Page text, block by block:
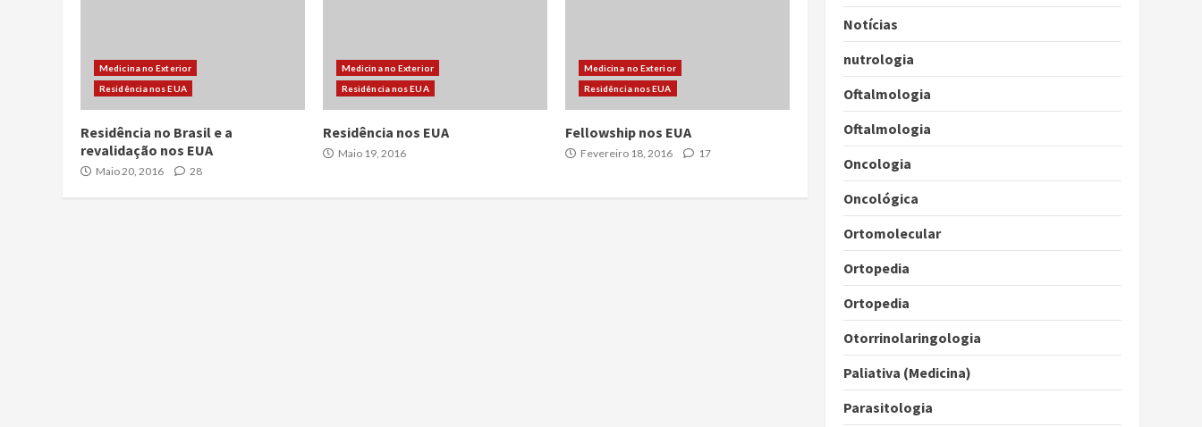
Medicina no Exterior
Residência nos EUA
Residência no Brasil e a
revalidação nos EUA
Maio 20, 2016 28
Medicina no Exterior
Residência nos EUA
Residência nos EUA
Maio 19, 2016
Medicina no Exterior
Residência nos EUA
Fellowship nos EUA
Fevereiro 18, 2016 17
Notícias
nutrologia
Oftalmologia
Oftalmologia
Oncologia
Oncológica
Ortomolecular
Ortopedia
Ortopedia
Otorrinolaringologia
Paliativa (Medicina)
Parasitologia